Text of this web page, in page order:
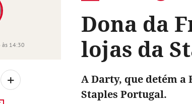
Dona da
lojas da
às 14:30
+
A Darty, que detém a
Staples Portugal.